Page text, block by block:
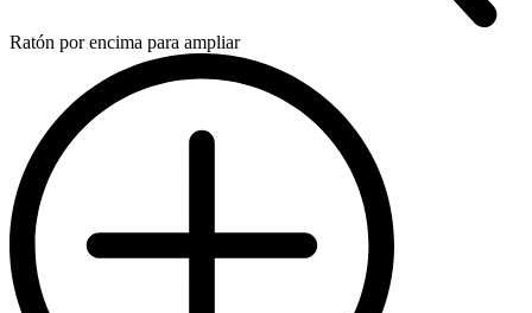
Ratón por encima para ampliar